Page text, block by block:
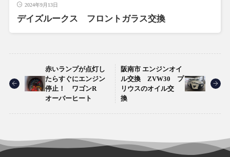
2024年9月13日
デイズルークス フロントガラス交換
赤いランプが点灯し
たらすぐにエンジン
停止！ ワゴンR
オーバーヒート
阪南市 エンジンオイ
ル交換 ZVW30 プ
リウスのオイル交
換